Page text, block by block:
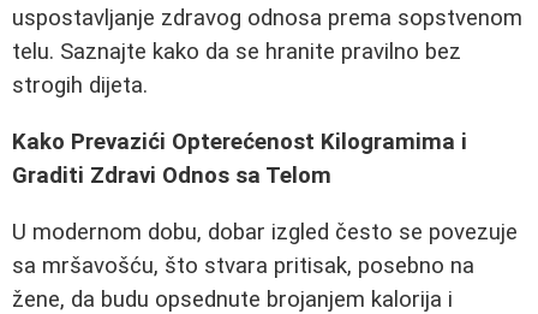
uspostavljanje zdravog odnosa prema sopstvenom
telu. Saznajte kako da se hranite pravilno bez
strogih dijeta.
Kako Prevazići Opterećenost Kilogramima i
Graditi Zdravi Odnos sa Telom
U modernom dobu, dobar izgled često se povezuje
sa mršavošću, što stvara pritisak, posebno na
žene, da budu opsednute brojanjem kalorija i